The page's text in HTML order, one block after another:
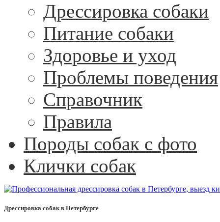
Дрессировка собаки
Питание собаки
Здоровье и уход
Проблемы поведения
Справочник
Правила
Породы собак с фото
Клички собак
Дрессировка собак в Петербурге